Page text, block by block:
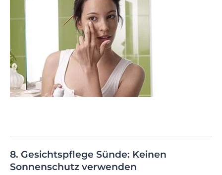
8. Gesichtspflege Sünde: Keinen
Sonnenschutz verwenden